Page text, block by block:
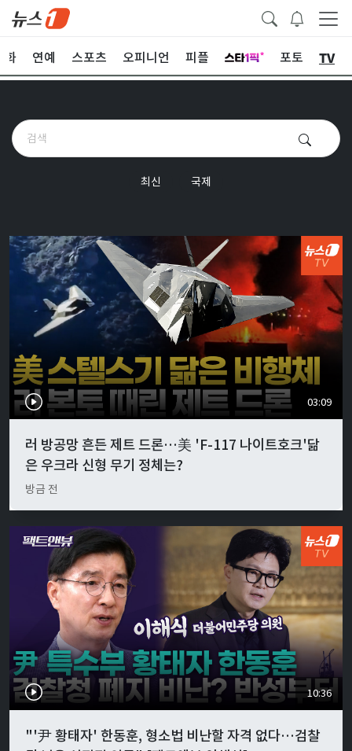
화 연예 스포츠 오피니언 피플 포토 TV
최신 국제
03:09
러 방공망 흔든 제트 드론…美 'F-117 나이트호크'닮
은 우크라 신형 무기 정체는?
방금 전
10:36
"'尹 황태자' 한동훈, 형소법 비난할 자격 없다…검찰